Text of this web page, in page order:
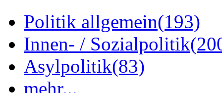
Politik allgemein(193)
Innen- / Sozialpolitik
Asylpolitik(83)
mehr...